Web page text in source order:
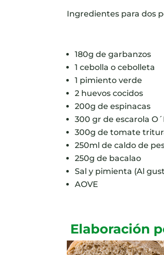
Ingredientes para dos
180g de garbanzos
1 cebolla o cebolleta
1 pimiento verde
2 huevos cocidos
200g de espinacas
300 gr de escarola
300g de tomate
250ml de caldo de
250g de bacalao
Sal y pimienta (Al
AOVE
Elaboración